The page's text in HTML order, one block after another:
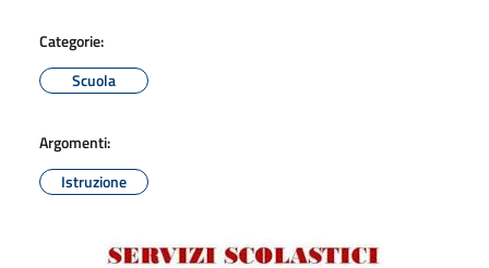
Categorie:
Scuola
Argomenti:
Istruzione